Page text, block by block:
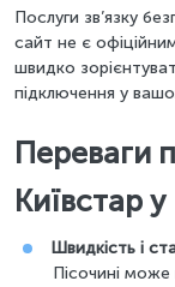
Послуги зв’язку
сайт не є
швидко
підключення у
Переваги
Київстар у
Швидкість і
Пісочині може